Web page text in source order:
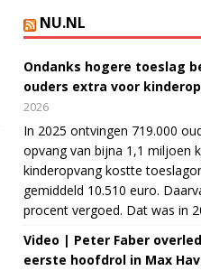
NU.NL
Ondanks hogere toeslag
ouders extra voor
2026
In 2025 ontvingen 719.000
opvang van bijna 1,1 miljoen
kinderopvang kostte
gemiddeld 10.510 euro.
procent vergoed. Dat was in
Video | Peter Faber
eerste hoofdrol in Max